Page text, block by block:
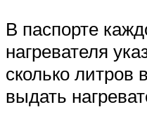
В паспорте
нагревателя
сколько литров
выдать